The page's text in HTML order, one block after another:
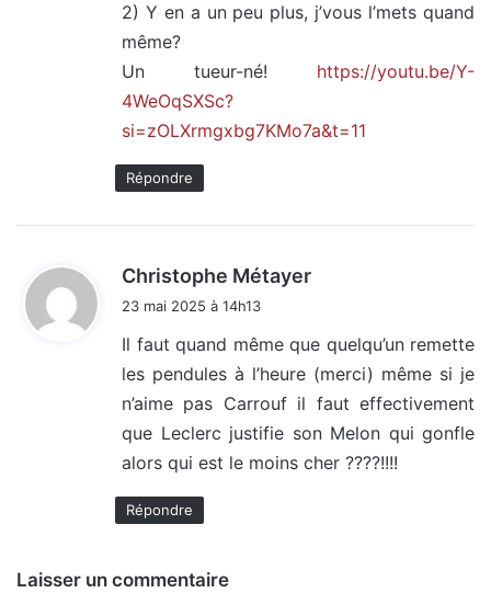
2) Y en a un peu plus, j’vous l’mets quand
même?
Un tueur-né! https://youtu.be/Y-
4WeOqSXSc?
si=zOLXrmgxbg7KMo7a&t=11
Répondre
Christophe Métayer
:
23 mai 2025 à 14h13
Il faut quand même que quelqu’un remette
les pendules à l’heure (merci) même si je
n’aime pas Carrouf il faut effectivement
que Leclerc justifie son Melon qui gonfle
alors qui est le moins cher ????!!!!
Répondre
Laisser un commentaire